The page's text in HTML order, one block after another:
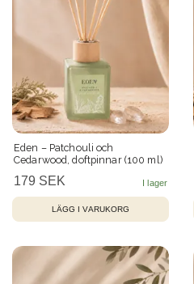
Eden – Patchouli och
Cedarwood, doftpinnar (100 ml)
179 SEK